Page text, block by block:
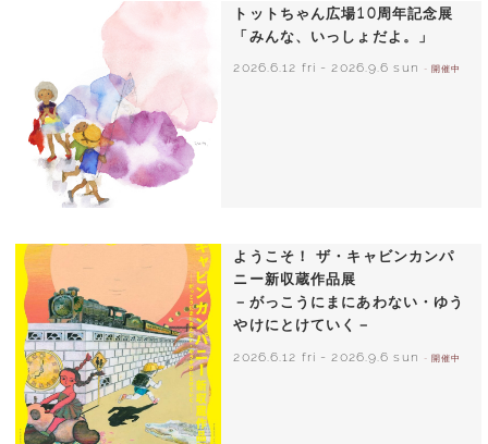
トットちゃん広場10周年記念展
「みんな、いっしょだよ。」
2026.6.12 fri -2026.9.6 sun - 開催中
ようこそ！ ザ・キャビンカンパ
ニー新収蔵作品展
－がっこうにまにあわない・ゆう
やけにとけていく－
2026.6.12 fri -2026.9.6 sun - 開催中